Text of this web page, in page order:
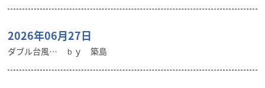
2026年06月27日
ダブル台風… ｂｙ 築島